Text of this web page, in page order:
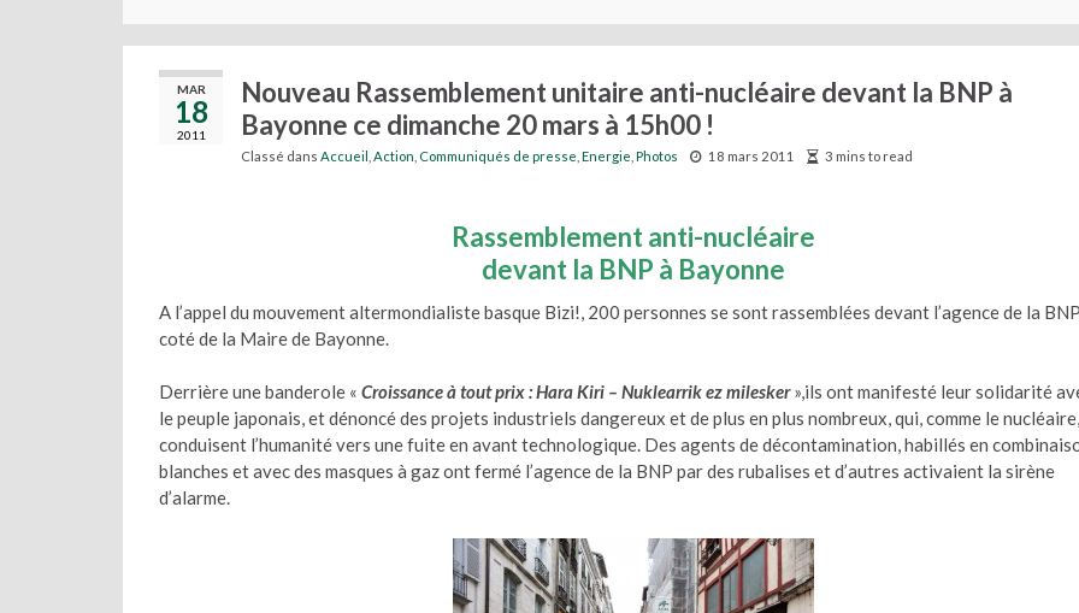
MAR
18
2011
Nouveau Rassemblement unitaire anti-nucléaire devant la BNP à
Bayonne ce dimanche 20 mars à 15h00 !
Classé dans Accueil Action Communiqués de presse Energie Photos 18 mars 2011 3 mins to read
Rassemblement anti-nucléaire
devant la BNP à Bayonne
A l’appel du mouvement altermondialiste basque Bizi!, 200 personnes se sont rassemblées devant l’agence de la
coté de la Maire de Bayonne.
Derrière une banderole « Croissance à tout prix : Hara Kiri – Nuklearrik ez milesker»,ils ont manifesté leur solidarité
le peuple japonais, et dénoncé des projets industriels dangereux et de plus en plus nombreux, qui, comme le nucléaire,
conduisent l’humanité vers une fuite en avant technologique. Des agents de décontamination, habillés en
blanches et avec des masques à gaz ont fermé l’agence de la BNP par des rubalises et d’autres activaient la sirène
d’alarme.